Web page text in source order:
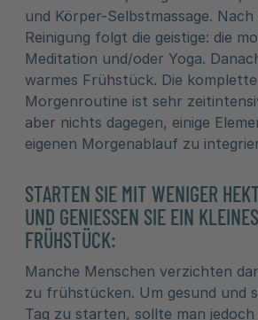
und Körper-Selbstmassage.
Reinigung folgt die geistige: die
Meditation und/oder Yoga.
warmes Frühstück. Die
Morgenroutine ist sehr
aber nichts dagegen, einige
eigenen Morgenablauf zu
STARTEN SIE MIT WENIGER
UND GENIESSEN SIE EIN
RÜHSTÜCK:
Manche Menschen verzichten
zu frühstücken. Um gesund und
Tag zu starten, sollte man jedoch